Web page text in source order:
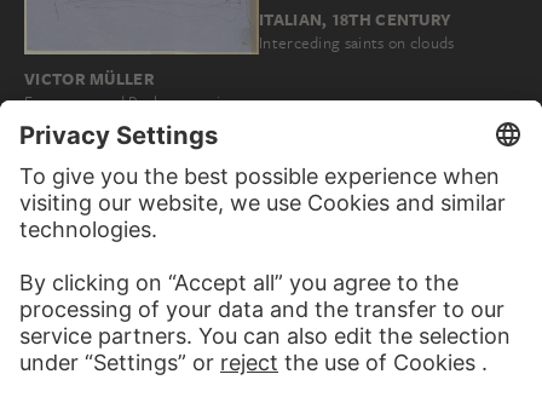
VICTOR MÜLLER
Francesca und Paolo, gemeinsam
im zweiten Höllenkreis
schwebend…
ITALIAN, 18TH CENTURY
Interceding saints on clouds